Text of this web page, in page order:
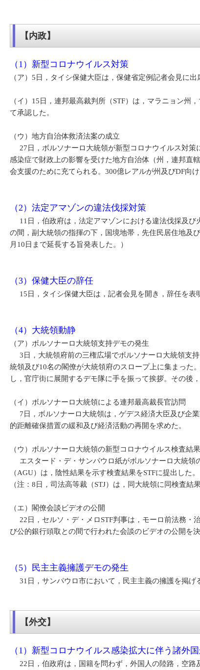
【内政】
（1）新型コロナウイルス対策
（ア）5日，タイシ保健大臣は，保健省定例記者会見に
（イ）15日，連邦最高裁判所（STF）は，マラニョン
て承認した。
（ウ）地方自治体救済法案の成立
27日，ボルソナーロ大統領が新型コロナウイルス対策
感染症で財政上の影響を受けた地方自治体（州，連邦直
会支援のために充てられる。300億レアルが州及びDF向
（2）法定アマゾンの違法伐採対策
11日，伯政府は，法定アマゾンにおける違法伐採及び
の間，副大統領の指揮の下，国境地帯，先住民居住地及
月10日まで延長する旨発表した。）
（3）保健大臣の辞任
15日，タイシ保健大臣は，記者会見を開き，辞任を表
（4）大統領動静
（ア）ボルソナーロ大統領支持デモの発生
3日，大統領府前の三権広場でボルソナーロ大統領支
統領及び10名の閣僚が大統領府のスロープ上に集まった
し，官庁街に展開するデモ隊に手を振って挨拶。その後
（イ）ボルソナーロ大統領による連邦最高裁長官訪問
7日，ボルソナーロ大統領は，ゲデス経済大臣及び企業
的距離確保措置の緩和及び経済活動の再開を求めた。
（ウ）ボルソナーロ大統領の新型コロナウイルス検査結果
エスタード・デ・サンパウロ紙がボルソナーロ大統領
（AGU）は，陰性結果を示す検査結果をSTFに提出した。
（注：8日，司法高等裁（STJ）は，同大統領に同検査
（エ）閣僚会談ビデオの公開
22日，セルソ・デ・メロSTF判事は，モーロ前法務・
び公的銀行頭取との間で行われた会談のビデオの公開を
（5）民主主義擁護デモの発生
31日，サンパウロ市において，民主主義の擁護を掲げ
【外交】
（1）新型コロナウイルス感染拡大に伴う諸外
22日，伯政府は，国籍を問わず，外国人の陸路，空路